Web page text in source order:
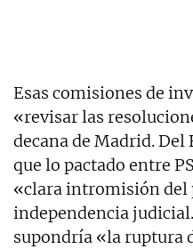
Esas comisiones de
«revisar las
decana de Madrid. Del
que lo pactado entre
«clara intromisión del
independencia
supondría «la ruptura